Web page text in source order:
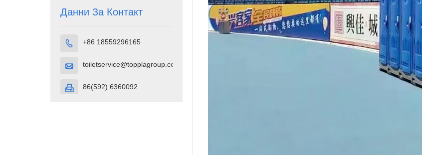
Данни За Контакт
 +86 18559296165
 toiletservice@topplagroup.com
 86(592) 6360092